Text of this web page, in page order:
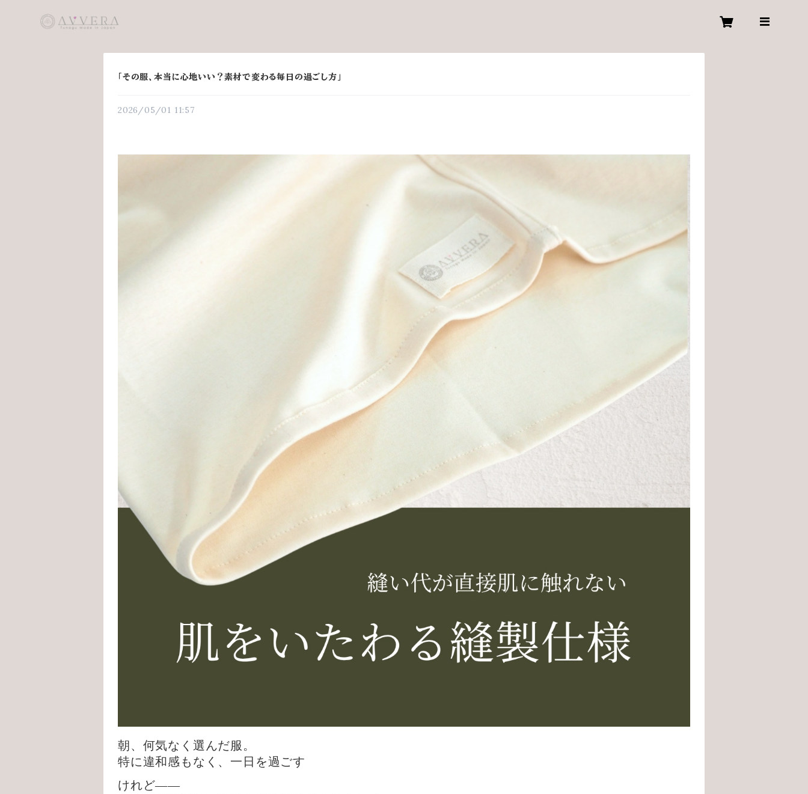
「その服、本当に心地いい？素材で変わる毎日の過ごし方」
2026/05/01 11:57
朝、何気なく選んだ服。
特に違和感もなく、一日を過ごす
けれど——